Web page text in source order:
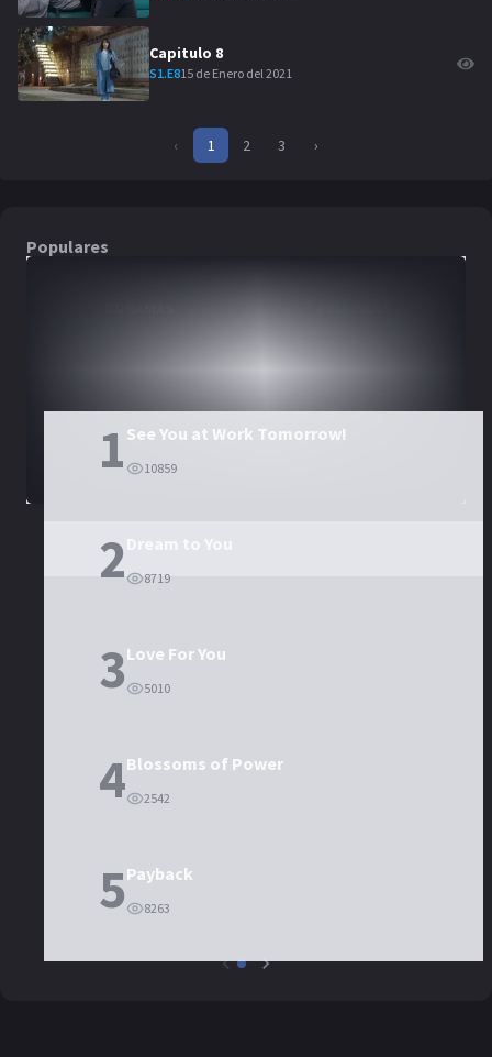
Capitulo 8
S1.E815 de Enero del 2021
‹ 1 2 3 ›
Populares
1 See You at Work Tomorrow!
10859
2 8719
3Love For You
5010
4Blossoms of Power
2542
5Payback
8263